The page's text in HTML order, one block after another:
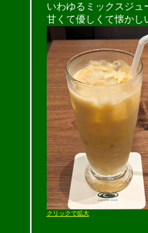
いわゆるミックスジュ
甘くて優しくて懐かし
クリックで拡大